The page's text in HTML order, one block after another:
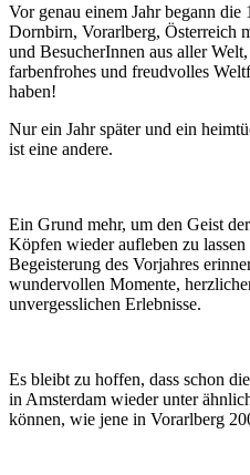
Vor genau einem Jahr begann
Dornbirn, Vorarlberg, Österreich
und BesucherInnen aus aller
farbenfrohes und freudvolles
haben!
Nur ein Jahr später und ein
ist eine andere.
Ein Grund mehr, um den Geist
Köpfen wieder aufleben zu
Begeisterung des Vorjahres
wundervollen Momente,
unvergesslichen Erlebnisse.
Es bleibt zu hoffen, dass schon
in Amsterdam wieder unter
können, wie jene in Vorarlberg